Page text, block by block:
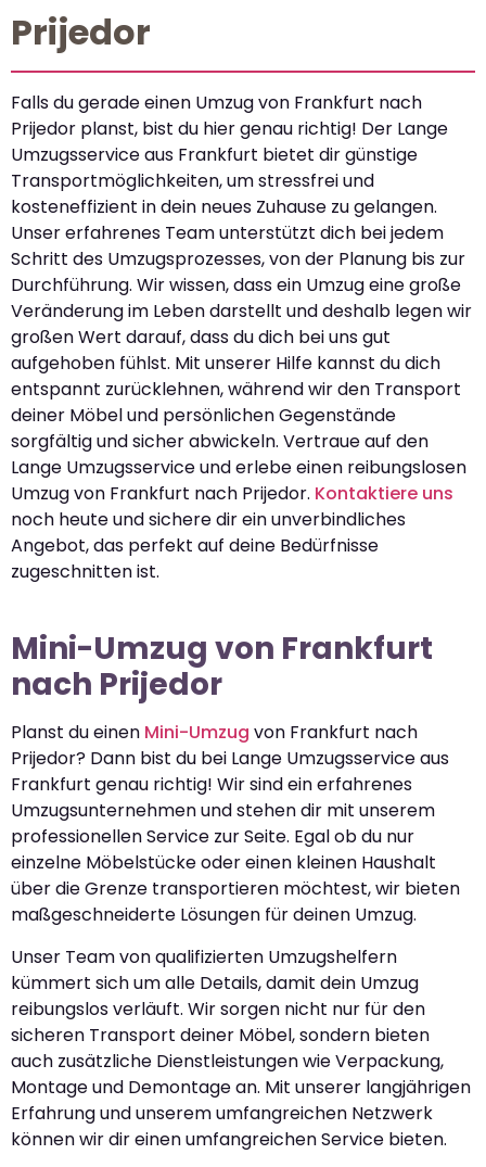
Prijedor
Falls du gerade einen Umzug von Frankfurt nach
Prijedor planst, bist du hier genau richtig! Der Lange
Umzugsservice aus Frankfurt bietet dir günstige
Transportmöglichkeiten, um stressfrei und
kosteneffizient in dein neues Zuhause zu gelangen.
Unser erfahrenes Team unterstützt dich bei jedem
Schritt des Umzugsprozesses, von der Planung bis zur
Durchführung. Wir wissen, dass ein Umzug eine große
Veränderung im Leben darstellt und deshalb legen wir
großen Wert darauf, dass du dich bei uns gut
aufgehoben fühlst. Mit unserer Hilfe kannst du dich
entspannt zurücklehnen, während wir den Transport
deiner Möbel und persönlichen Gegenstände
sorgfältig und sicher abwickeln. Vertraue auf den
Lange Umzugsservice und erlebe einen reibungslosen
Umzug von Frankfurt nach Prijedor. Kontaktiere uns
noch heute und sichere dir ein unverbindliches
Angebot, das perfekt auf deine Bedürfnisse
zugeschnitten ist.
Mini-Umzug von Frankfurt
nach Prijedor
Planst du einen Mini-Umzug von Frankfurt nach
Prijedor? Dann bist du bei Lange Umzugsservice aus
Frankfurt genau richtig! Wir sind ein erfahrenes
Umzugsunternehmen und stehen dir mit unserem
professionellen Service zur Seite. Egal ob du nur
einzelne Möbelstücke oder einen kleinen Haushalt
über die Grenze transportieren möchtest, wir bieten
maßgeschneiderte Lösungen für deinen Umzug.
Unser Team von qualifizierten Umzugshelfern
kümmert sich um alle Details, damit dein Umzug
reibungslos verläuft. Wir sorgen nicht nur für den
sicheren Transport deiner Möbel, sondern bieten
auch zusätzliche Dienstleistungen wie Verpackung,
Montage und Demontage an. Mit unserer langjährigen
Erfahrung und unserem umfangreichen Netzwerk
können wir dir einen umfangreichen Service bieten.